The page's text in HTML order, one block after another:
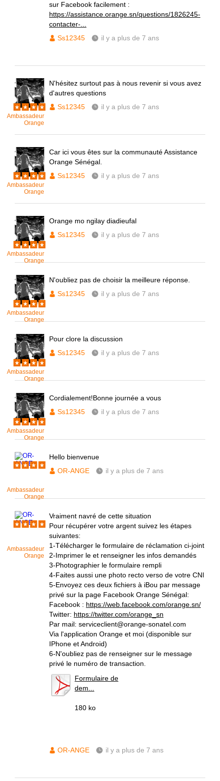
sur Facebook facilement :
https://assistance.orange.sn/questions/1826245-
contacter-...
Ss12345
il y a plus de 7 ans
Ambassadeur
Orange
N'hésitez surtout pas à nous revenir si vous avez
d'autres questions
Ss12345
il y a plus de 7 ans
Ambassadeur
Orange
Car ici vous êtes sur la communauté Assistance
Orange Sénégal.
Ss12345
il y a plus de 7 ans
Ambassadeur
Orange
Orange mo ngilay diadieufal
Ss12345
il y a plus de 7 ans
Ambassadeur
Orange
N'oubliez pas de choisir la meilleure réponse.
Ss12345
il y a plus de 7 ans
Ambassadeur
Orange
Pour clore la discussion
Ss12345
il y a plus de 7 ans
Ambassadeur
Orange
Cordialement!Bonne journée a vous
Ss12345
il y a plus de 7 ans
Ambassadeur
Orange
Hello bienvenue
OR-ANGE
il y a plus de 7 ans
Ambassadeur
Orange
Vraiment navré de cette situation
Pour récupérer votre argent suivez les étapes
suivantes:
1-Télécharger le formulaire de réclamation ci-joint
2-Imprimer le et renseigner les infos demandés
3-Photographier le formulaire rempli
4-Faites aussi une photo recto verso de votre CNI
5-Envoyez ces deux fichiers à iBou par message
privé sur la page Facebook Orange Sénégal:
Facebook : https://web.facebook.com/orange.sn/
Twitter: https://twitter.com/orange_sn
Par mail: serviceclient@orange-sonatel.com
Via l'application Orange et moi (disponible sur
IPhone et Android)
6-N'oubliez pas de renseigner sur le message
privé le numéro de transaction.
Formulaire de
dem...
180 ko
OR-ANGE il y a plus de 7 ans